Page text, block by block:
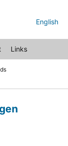
English
Links